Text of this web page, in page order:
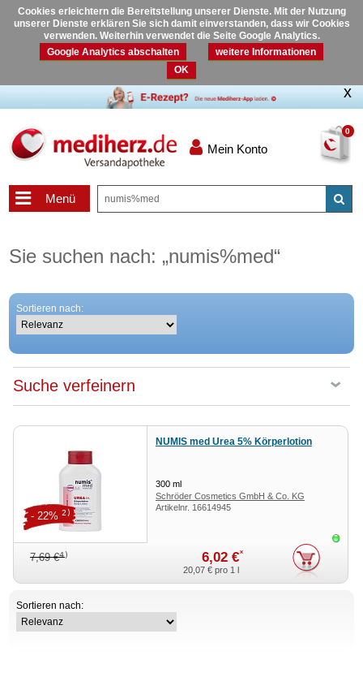
Cookies erleichtern die Bereitstellung unserer Dienste. Mit der Nutzung
unserer Dienste erklären Sie sich damit einverstanden, dass wir Cookies
verwenden. Weiterhin verwendet die Seite Google Analytics.
Google Analytics abschalten
weitere Informationen
OK
0
Mein Konto
Menü
Sie suchen nach: „numis%med“
Sortieren nach:
Suche verfeinern
NUMIS med Urea 5% Körperlotion
300 ml
Schröder Cosmetics GmbH & Co. KG
Artikelnr. 16614945
7,69 €4) 6,02 €*
- 22%2)
20,07 €pro 1 l
Sortieren nach: